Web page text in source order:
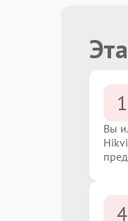
1
Вы
4